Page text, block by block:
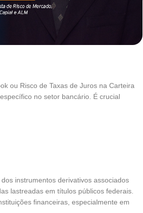
ou Risco de Taxas de Juros na Carteira
no setor bancário. É crucial
instrumentos derivativos associados
lastreadas em títulos públicos federais.
financeiras, especialmente em